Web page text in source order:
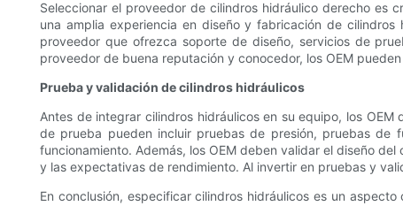
Seleccionar el proveedor de cilindros hidráulico derecho es
una amplia experiencia en diseño y fabricación de
proveedor que ofrezca soporte de diseño, servicios de
proveedor de buena reputación y conocedor, los OEM
Prueba y validación de cilindros hidráulicos
Antes de integrar cilindros hidráulicos en su equipo, los
de prueba pueden incluir pruebas de presión, pruebas de
funcionamiento. Además, los OEM deben validar el diseño
y las expectativas de rendimiento. Al invertir en pruebas y
En conclusión, especificar cilindros hidráulicos es un